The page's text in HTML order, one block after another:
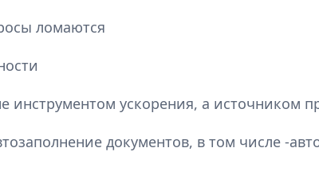
ломаются
инструментом ускорения, а источником
документов, в том числе -